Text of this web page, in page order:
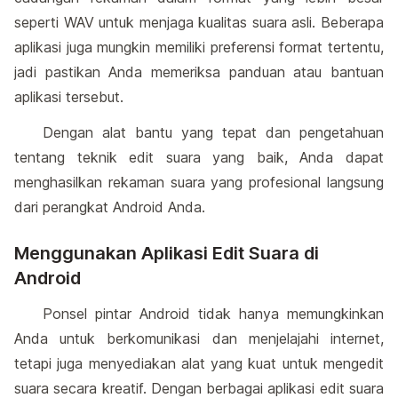
seperti WAV untuk menjaga kualitas suara asli. Beberapa
aplikasi juga mungkin memiliki preferensi format tertentu,
jadi pastikan Anda memeriksa panduan atau bantuan
aplikasi tersebut.
Dengan alat bantu yang tepat dan pengetahuan
tentang teknik edit suara yang baik, Anda dapat
menghasilkan rekaman suara yang profesional langsung
dari perangkat Android Anda.
Menggunakan Aplikasi Edit Suara di
Android
Ponsel pintar Android tidak hanya memungkinkan
Anda untuk berkomunikasi dan menjelajahi internet,
tetapi juga menyediakan alat yang kuat untuk mengedit
suara secara kreatif. Dengan berbagai aplikasi edit suara